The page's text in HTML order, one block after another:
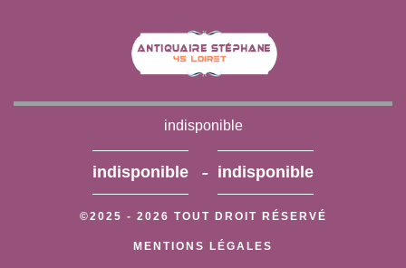
indisponible
indisponible - indisponible
©2025 - 2026 TOUT DROIT RÉSERVÉ
MENTIONS LÉGALES